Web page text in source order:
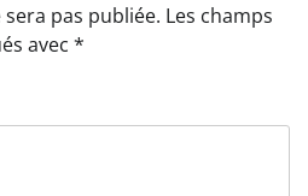
pas publiée. Les champs
avec *